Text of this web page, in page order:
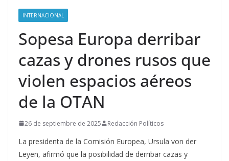
INTERNACIONAL
Sopesa Europa derribar
cazas y drones rusos que
violen espacios aéreos
de la OTAN
26 de septiembre de 2025 Redacción Políticos
La presidenta de la Comisión Europea, Ursula von der
Leyen, afirmó que la posibilidad de derribar cazas y